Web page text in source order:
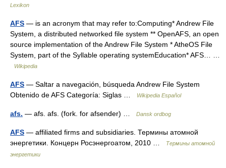
Lexikon
AFS — is an acronym that may refer to:Computing* Andrew File
System, a distributed networked file system ** OpenAFS, an open
source implementation of the Andrew File System * AtheOS File
System, part of the Syllable operating systemEducation* AFS… …
Wikipedia
AFS — Saltar a navegación, búsqueda Andrew File System
Obtenido de AFS Categoría: Siglas …
Wikipedia Español
afs. — afs. afs. (fork. for afsender) … Dansk ordbog
AFS — affiliated firms and subsidiaries. Термины атомной
энергетики. Концерн Росэнергоатом, 2010 …
Термины атомной
энергетики